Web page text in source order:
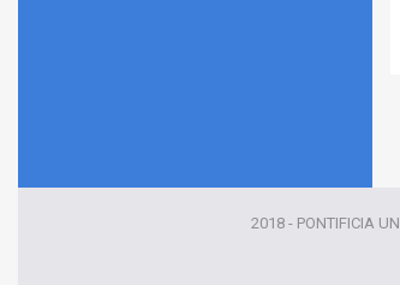
2018 - PONTIFICIA